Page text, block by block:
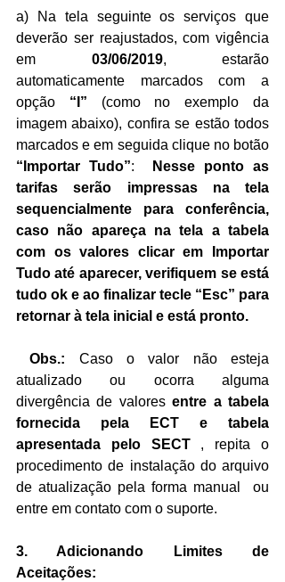
a) Na tela seguinte os serviços que
deverão ser reajustados, com vigência
em 03/06/2019, estarão
automaticamente marcados com a
opção “I” (como no exemplo da
imagem abaixo), confira se estão todos
“Importar Tudo”:
Nesse ponto as
tarifas serão impressas na tela
sequencialmente para conferência,
caso não apareça na tela a tabela
com os valores clicar em Importar
Tudo até aparecer, verifiquem se está
tudo ok e ao finalizar tecle “Esc” para
retornar à tela inicial e está pronto.
Obs.: Caso o valor não esteja
atualizado ou ocorra alguma
divergência de valores entre a tabela
fornecida pela ECT e tabela
apresentada pelo SECT , repita o
procedimento de instalação do arquivo
de atualização pela forma manual  ou
entre em contato com o suporte.
3. Adicionando Limites de
Aceitações: